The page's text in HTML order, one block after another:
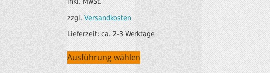
zzgl.Versandkosten
Lieferzeit:ca. 2-3 Werktage
Ausführung wählen